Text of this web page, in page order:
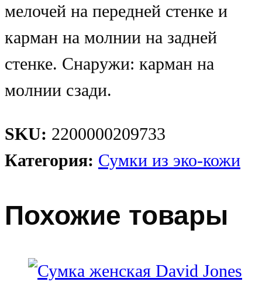
мелочей на передней стенке и
карман на молнии на задней
стенке. Снаружи: карман на
молнии сзади.
SKU: 2200000209733
Категория: Сумки из эко-кожи
Похожие товары